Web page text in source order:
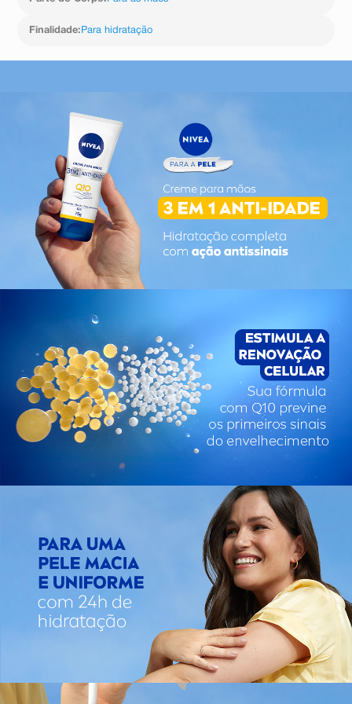
Finalidade: Para hidratação